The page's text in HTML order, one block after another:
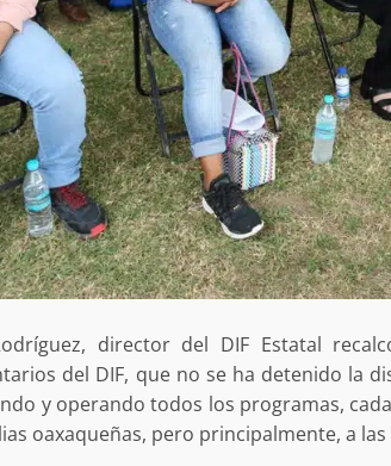
director del DIF Estatal
del DIF, que no se ha detenido la
y operando todos los programas,
oaxaqueñas, pero principalmente, a las
Policía Municipal frustra robo con
violencia y auxilia a empleada en
zona de Módulos del Mercado de
Abasto
admin 27 enero 2026